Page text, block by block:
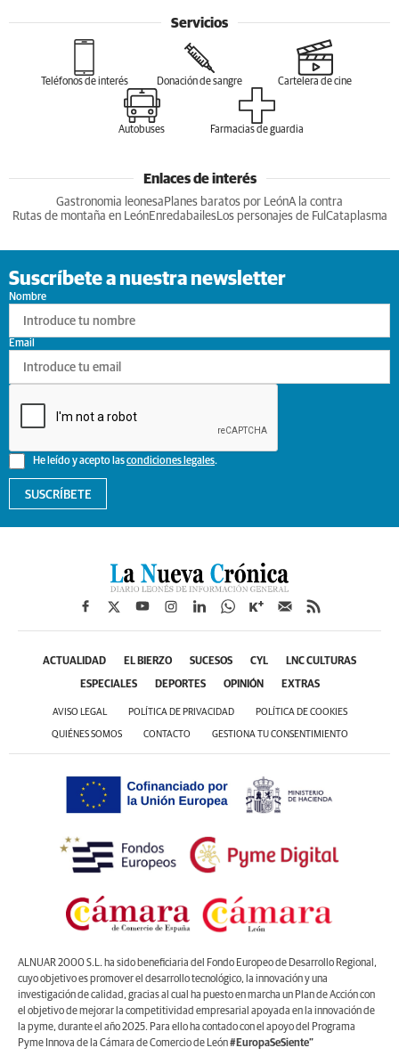
Servicios
Teléfonos de interés Donación de sangre Cartelera de cine
Autobuses Farmacias de guardia
Enlaces de interés
Gastronomia leonesa Planes baratos por LeónA la contra
Rutas de montaña en LeónEnredabailesLos personajes de Ful Cataplasma
Suscríbete a nuestra newsletter
Nombre
He leído y acepto lascondiciones legales.
Email
SUSCRÍBETE
ACTUALIDAD EL BIERZO SUCESOS CYL LNC CULTURAS
ESPECIALES DEPORTES OPINIÓN EXTRAS
AVISO LEGAL POLÍTICA DE PRIVACIDAD POLÍTICA DE COOKIES
QUIÉNES SOMOS CONTACTO GESTIONA TU CONSENTIMIENTO
ALNUAR 2000 S.L. ha sido beneficiaria del Fondo Europeo de Desarrollo Regional,
cuyo objetivo es promover el desarrollo tecnológico, la innovación y una
investigación de calidad, gracias al cual ha puesto en marcha un Plan de Acción con
el objetivo de mejorar la competitividad empresarial apoyada en la innovación de
la pyme, durante el año 2025. Para ello ha contado con el apoyo del Programa
Pyme Innova de la Cámara de Comercio de León#EuropaSeSiente”